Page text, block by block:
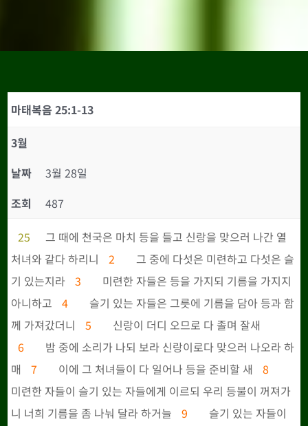
마태복음 25:1-13
3월
날짜
3월 28일
조회
487
25
그 때에 천국은 마치 등을 들고 신랑을 맞으러 나간 열
처녀와 같다 하리니
2
그 중에 다섯은 미련하고 다섯은 슬
기 있는지라 3
미련한 자들은 등을 가지되 기름을 가지지
아니하고
4
슬기 있는 자들은 그릇에 기름을 담아 등과 함
께 가져갔더니
5
신랑이 더디 오므로 다 졸며 잘새
6
밤 중에 소리가 나되 보라 신랑이로다 맞으러 나오라 하
매
7 이에 그 처녀들이 다 일어나 등을 준비할 새
8
미련한 자들이 슬기 있는 자들에게 이르되 우리 등불이 꺼져가
니 너희 기름을 좀 나눠 달라 하거늘
9
슬기 있는 자들이